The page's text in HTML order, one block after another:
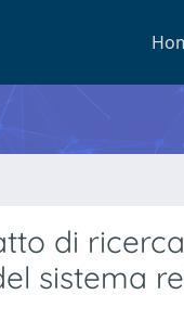
di ricerca
sistema